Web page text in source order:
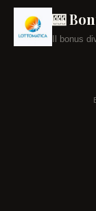
🎰
Il bonus